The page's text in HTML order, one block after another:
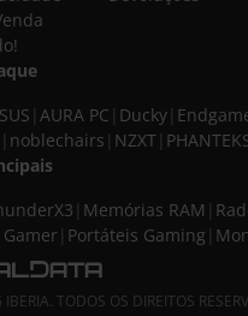
AURA PC Ducky
noblechairs NZXT
Memórias RAM
Portáteis Gaming
IBERIA. TODOS OS DIREITOS